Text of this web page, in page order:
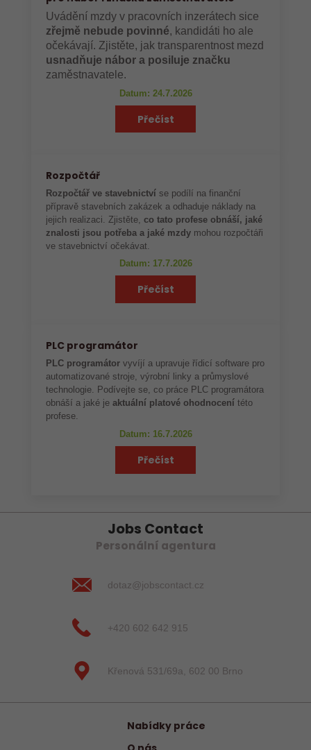
Uvádění mzdy v pracovních inzerátech sice
zřejmě nebude povinné, kandidáti ho ale
očekávají. Zjistěte, jak transparentnost mezd
usnadňuje nábor a posiluje značku
zaměstnavatele.
Datum: 24.7.2026
Přečíst
Rozpočtář
Rozpočtář ve stavebnictví se podílí na finanční
přípravě stavebních zakázek a odhaduje náklady na
jejich realizaci. Zjistěte,co tato profese obnáší, jaké
znalosti jsou potřeba a jaké mzdy mohou rozpočtáři
ve stavebnictví očekávat.
Datum: 17.7.2026
Přečíst
PLC programátor
PLC programátor vyvíjí a upravuje řídicí software pro
automatizované stroje, výrobní linky a průmyslové
technologie. Podívejte se, co práce PLC programátora
obnáší a jaké je aktuální platové ohodnocení této
profese.
Datum: 16.7.2026
Přečíst
Jobs Contact
Personální agentura
dotaz@jobscontact.cz
+420 602 642 915
Křenová 531/69a, 602 00 Brno
Nabídky práce